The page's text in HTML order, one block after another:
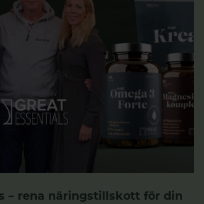
– rena näringstillskott för din